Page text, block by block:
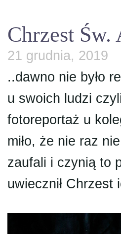
Chrzest
21 grudnia, 2019
..dawno nie było
u swoich ludzi
fotoreportaż u
miło, że nie raz
zaufali i czynią to
uwiecznił